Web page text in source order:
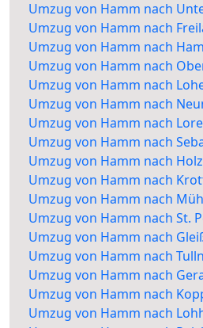
Umzug von Hamm nach
Umzug von Hamm nach
Umzug von Hamm nach
Umzug von Hamm nach
Umzug von Hamm nach
Umzug von Hamm nach
Umzug von Hamm nach
Umzug von Hamm nach
Umzug von Hamm nach
Umzug von Hamm nach
Umzug von Hamm nach
Umzug von Hamm nach St.
Umzug von Hamm nach
Umzug von Hamm nach
Umzug von Hamm nach
Umzug von Hamm nach
Umzug von Hamm nach